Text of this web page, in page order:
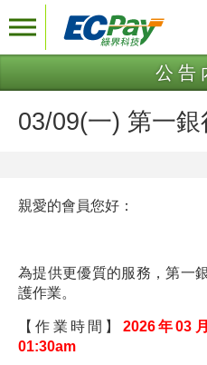
公告
03/09(一) 第一
親愛的會員您好：
為提供更優質的服務，第一
護作業。
【作業時間】 2026年03
01:30am